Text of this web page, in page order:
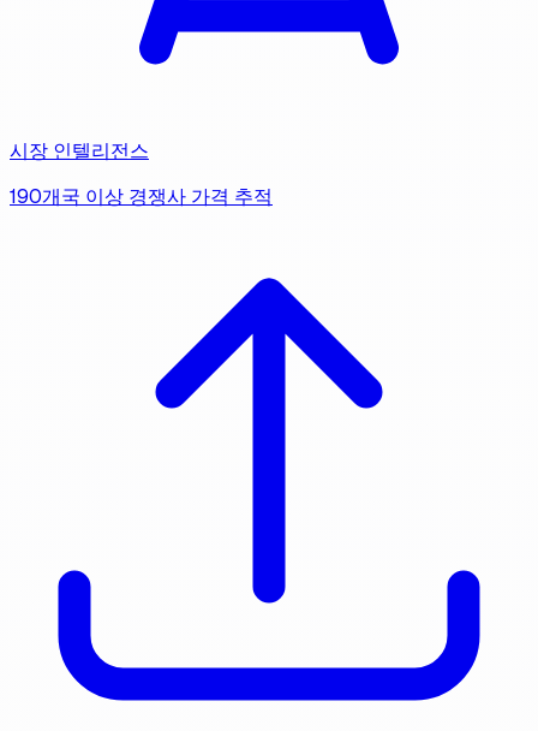
시장 인텔리전스
190개국 이상 경쟁사 가격 추적